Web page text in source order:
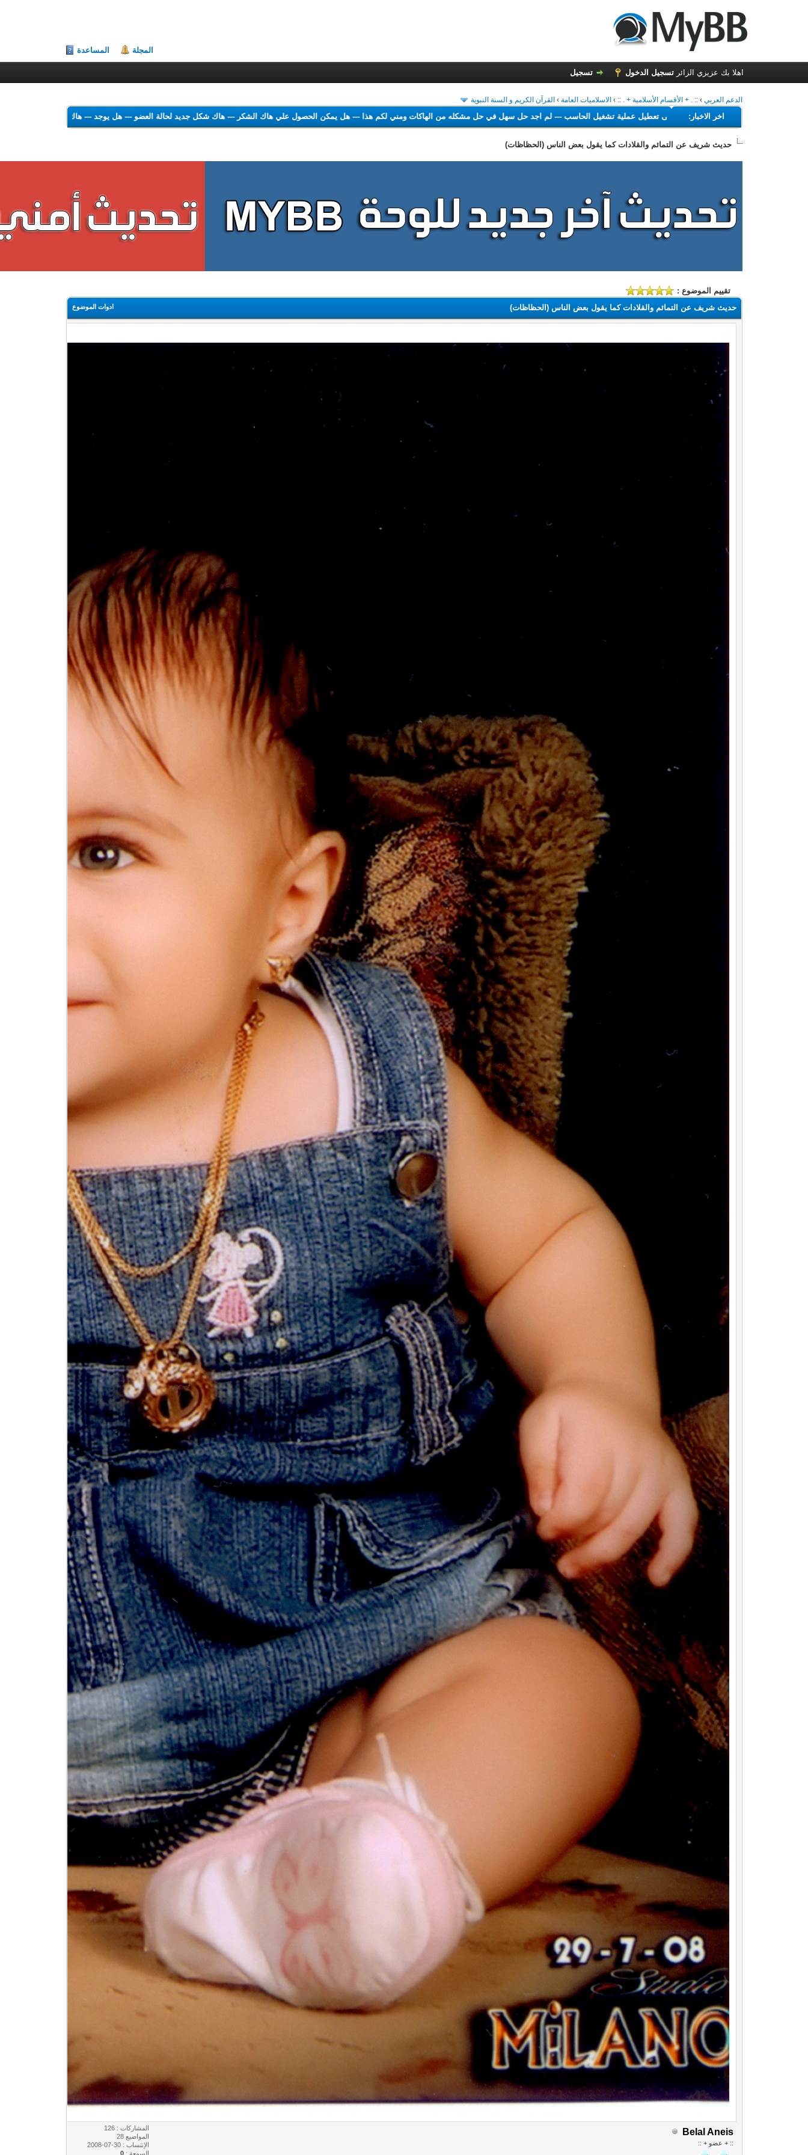
المجلة المساعدة
اهلا بك عزيزي الزائر تسجيل الدخول تسجيل
الدعم العربي ›:: . + الأقسام الأسلامية + . :: › الاسلاميات العامة › القرآن الكريم و السنة النبوية
اخر الاخبار: ---البرامج التي تهدف إلى تعطيل عملية تشغيل الحاسب---لم اجد حل سهل في حل مشكله من الهاكات ومني لكم هذا---هل يمكن الحصول علي هاك الشكر---هاك شكل جديد لحالة العضو
حديث شريف عن التمائم والقلادات كما يقول بعض الناس (الحظاظات)
تقييم الموضوع :
ادوات الموضوع حديث شريف عن التمائم والقلادات كما يقول بعض الناس (الحظاظات)
Belal Aneis
:: + عضو + ::
المشاركات : 126
المواضيع 28
الإنتساب : 30-07-2008
السمعة :0